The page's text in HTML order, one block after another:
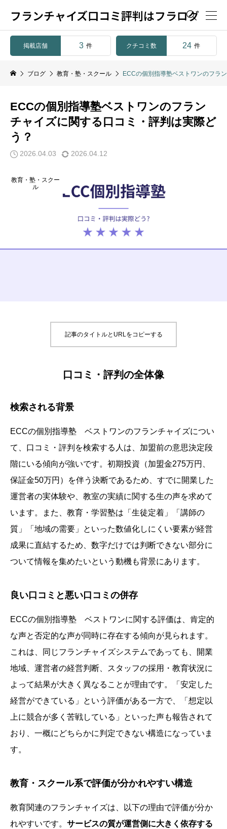
フランチャイズ口コミ評判はフラログ

掲載店舗 3 件 クチコミ数 24 件
ブログ 教育・塾・スクール ECCの個別指導塾ベストワンのフラ
ECCの個別指導塾ベストワンのフラン
チャイズに関する口コミ・評判は実際ど
う？
2026.04.03 2026.04.12
教育・塾・スクー
ル
記事のタイトルとURLをコピーする
口コミ・評判の全体像
検索される背景
ECCの個別指導塾 ベストワンのフランチャイズについ
て、口コミ・評判を検索する人は、加盟前の意思決定段
階にいる傾向が強いです。初期投資（加盟金275万円、
保証金50万円）を伴う決断であるため、すでに開業した
運営者の実体験や、教室の実績に関する生の声を求めて
います。また、教育・学習塾は「生徒定着」「講師の
質」「地域の需要」といった数値化しにくい要素が経営
成果に直結するため、数字だけでは判断できない部分に
ついて情報を集めたいという動機も背景にあります。
良い口コミと悪い口コミの併存
ECCの個別指導塾 ベストワンに関する評価は、肯定的
な声と否定的な声が同時に存在する傾向が見られます。
これは、同じフランチャイズシステムであっても、開業
地域、運営者の経営判断、スタッフの採用・教育状況に
よって結果が大きく異なることが理由です。「安定した
経営ができている」という評価がある一方で、「想定以
上に競合が多く苦戦している」といった声も報告されて
おり、一概にどちらかに判定できない構造になっていま
す。
教育・スクール系で評価が分かれやすい構造
教育関連のフランチャイズは、以下の理由で評価が分か
れやすいです。 サービスの質が運営側に大きく依存する